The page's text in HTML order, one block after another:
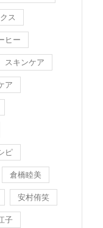
ス
ヒー
スキンケア
ア
ピ
倉橋睦美
安村侑笑
子